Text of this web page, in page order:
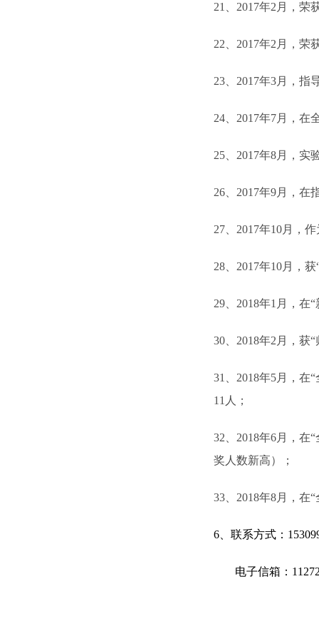
21 2017年2 月，荣
22 2017年2 月，荣
23 2017年3月，指
24 2017年7月，在
25 2017年8月，实
26 2017年9月，在
27 2017年10月，
28 2017年10月，
29 2018年1 月，在
30 2018年2 月，获
31 2018年5月，在
11 人；
32 2018年6月，在
奖人数新高）；
33 2018年8月，在
6 、联系方式：
电子信箱：